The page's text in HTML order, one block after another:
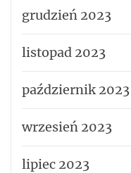
grudzień 2023
listopad 2023
październik 2023
wrzesień 2023
lipiec 2023